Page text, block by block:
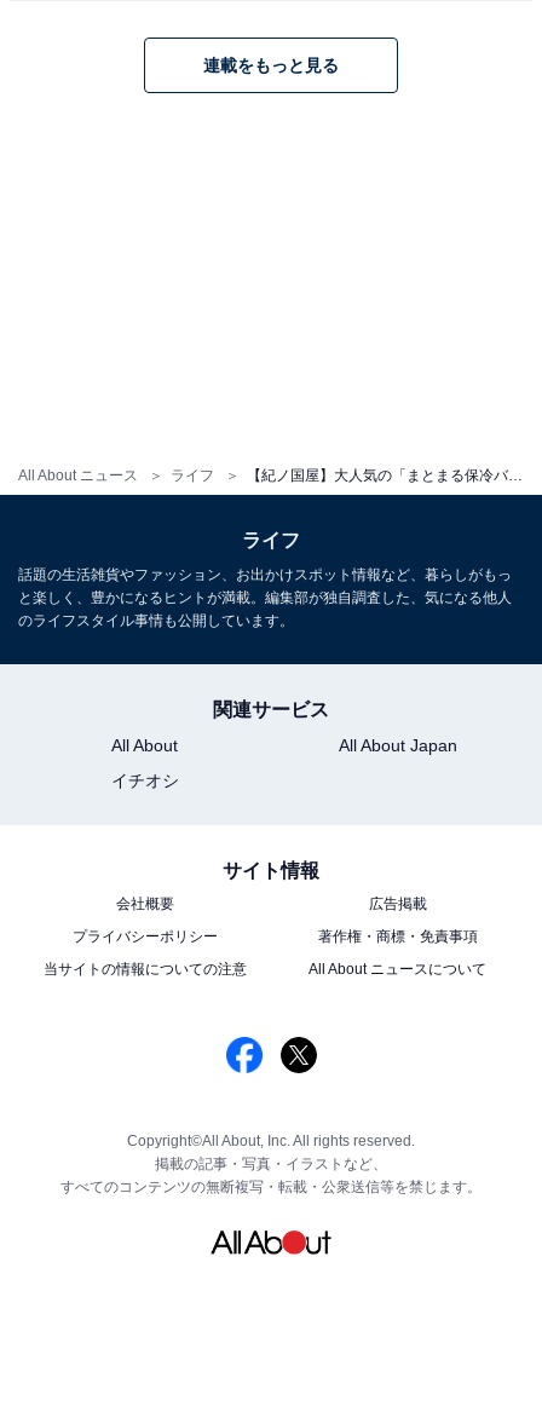
All About ニュース ライフ 【紀ノ国屋】大人気の「まとまる保冷バッグ」に新色が20色も登場！ 悩む人にはお得な10色セットも
連載をもっと見る
ライフ
話題の生活雑貨やファッション、お出かけスポット情報など、暮らしがもっ
と楽しく、豊かになるヒントが満載。編集部が独自調査した、気になる他人
のライフスタイル事情も公開しています。
関連サービス
All About
All About Japan
イチオシ
サイト情報
会社概要
広告掲載
プライバシーポリシー
著作権・商標・免責事項
当サイトの情報についての注意
All About ニュースについて
Copyright©All About, Inc. All rights reserved.
掲載の記事・写真・イラストなど、
すべてのコンテンツの無断複写・転載・公衆送信等を禁じます。